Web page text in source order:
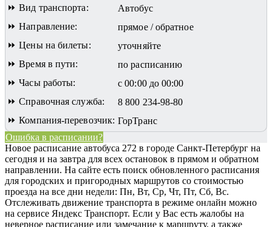
⏩ Вид транспорта:
Автобус
⏩ Направление:
прямое / обратное
⏩ Цены на билеты:
уточняйте
⏩ Время в пути:
по расписанию
⏩ Часы работы:
с 00:00 до 00:00
⏩ Справочная служба:
8 800 234-98-80
⏩ Компания-перевозчик: ГорТранс
Ошибка в расписании?
Новое расписание автобуса 272 в городе Санкт-Петербург на
сегодня и на завтра для всех остановок в прямом и обратном
направлении. На сайте есть поиск обновленного расписания
для городских и пригородных маршрутов со стоимостью
проезда на все дни недели: Пн, Вт, Ср, Чт, Пт, Сб, Вс.
Отслеживать движение транспорта в режиме онлайн можно
на сервисе Яндекс Транспорт. Если у Вас есть жалобы на
неверное расписание или замечание к маршруту, а также